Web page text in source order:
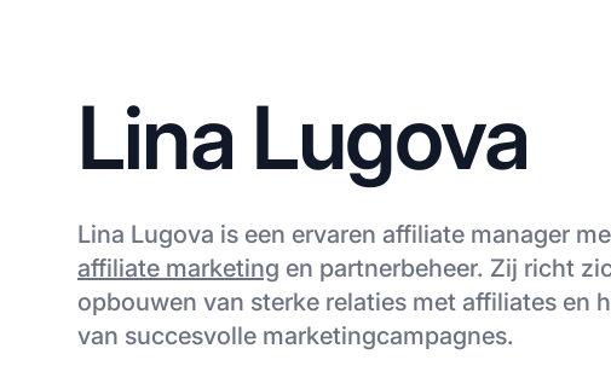
Lina Lugova
Lina Lugova is een ervaren affiliate manager
affiliate marketing en partnerbeheer. Zij richt
opbouwen van sterke relaties met affiliates en
van succesvolle marketingcampagnes.